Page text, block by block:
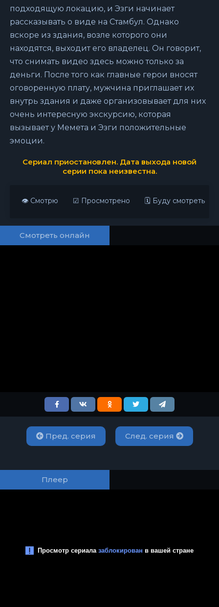
подходящую локацию, и Эзги начинает
рассказывать о виде на Стамбул. Однако
вскоре из здания, возле которого они
находятся, выходит его владелец. Он говорит,
что снимать видео здесь можно только за
деньги. После того как главные герои вносят
оговоренную плату, мужчина приглашает их
внутрь здания и даже организовывает для них
очень интересную экскурсию, которая
вызывает у Мемета и Эзги положительные
эмоции.
Сериал приостановлен. Дата выхода новой
серии пока неизвестна.
👁 Смотрю ☑ Просмотрено 🗓 Буду смотреть
Смотреть онлайн
Пред. серия След. серия
Плеер